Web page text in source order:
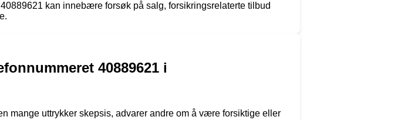
kan innebære forsøk på salg, forsikringsrelaterte tilbud
40889621 i
mange uttrykker skepsis, advarer andre om å være forsiktige eller